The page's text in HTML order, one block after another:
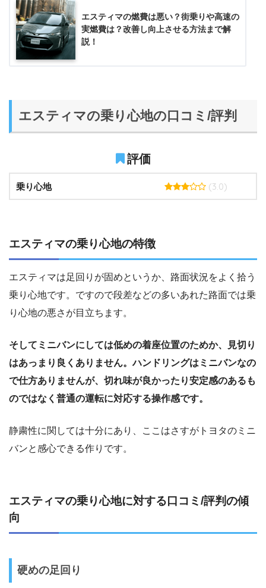
エスティマの燃費は悪い？街乗りや高速の
実燃費は？改善し向上させる方法まで解
説！
エスティマの乗り心地の口コミ/評判
評価
乗り心地 (3.0)
エスティマの乗り心地の特徴
エスティマは足回りが固めというか、路面状況をよく拾う
乗り心地です。ですので段差などの多いあれた路面では乗
り心地の悪さが目立ちます。
そしてミニバンにしては低めの着座位置のためか、見切り
はあっまり良くありません。ハンドリングはミニバンなの
で仕方ありませんが、切れ味が良かったり安定感のあるも
のではなく普通の運転に対応する操作感です。
静粛性に関しては十分にあり、ここはさすがトヨタのミニ
バンと感心できる作りです。
エスティマの乗り心地に対する口コミ/評判の傾
向
硬めの足回り